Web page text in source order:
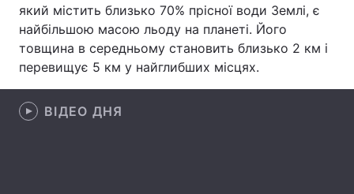
Лонгріди
Відео з Youtube
який містить близько 70% прісної води Землі, є
найбільшою масою льоду на планеті. Його
товщина в середньому становить близько 2 км і
перевищує 5 км у найглибших місцях.
ВІДЕО ДНЯ